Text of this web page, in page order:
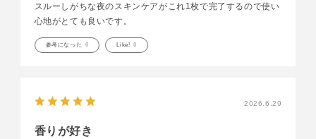
スルーしがちな夜のスキンケアがこれ1枚で完了するので使い
心地がとても良いです。
参考になった 0 Like! 0
2026.6.29
香りが好き